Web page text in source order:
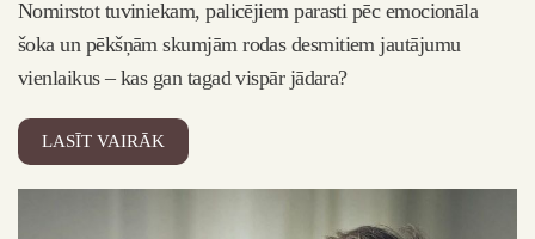
Nomirstot tuviniekam, palicējiem parasti pēc emocionāla
šoka un pēkšņām skumjām rodas desmitiem jautājumu
vienlaikus – kas gan tagad vispār jādara?
LASĪT VAIRĀK